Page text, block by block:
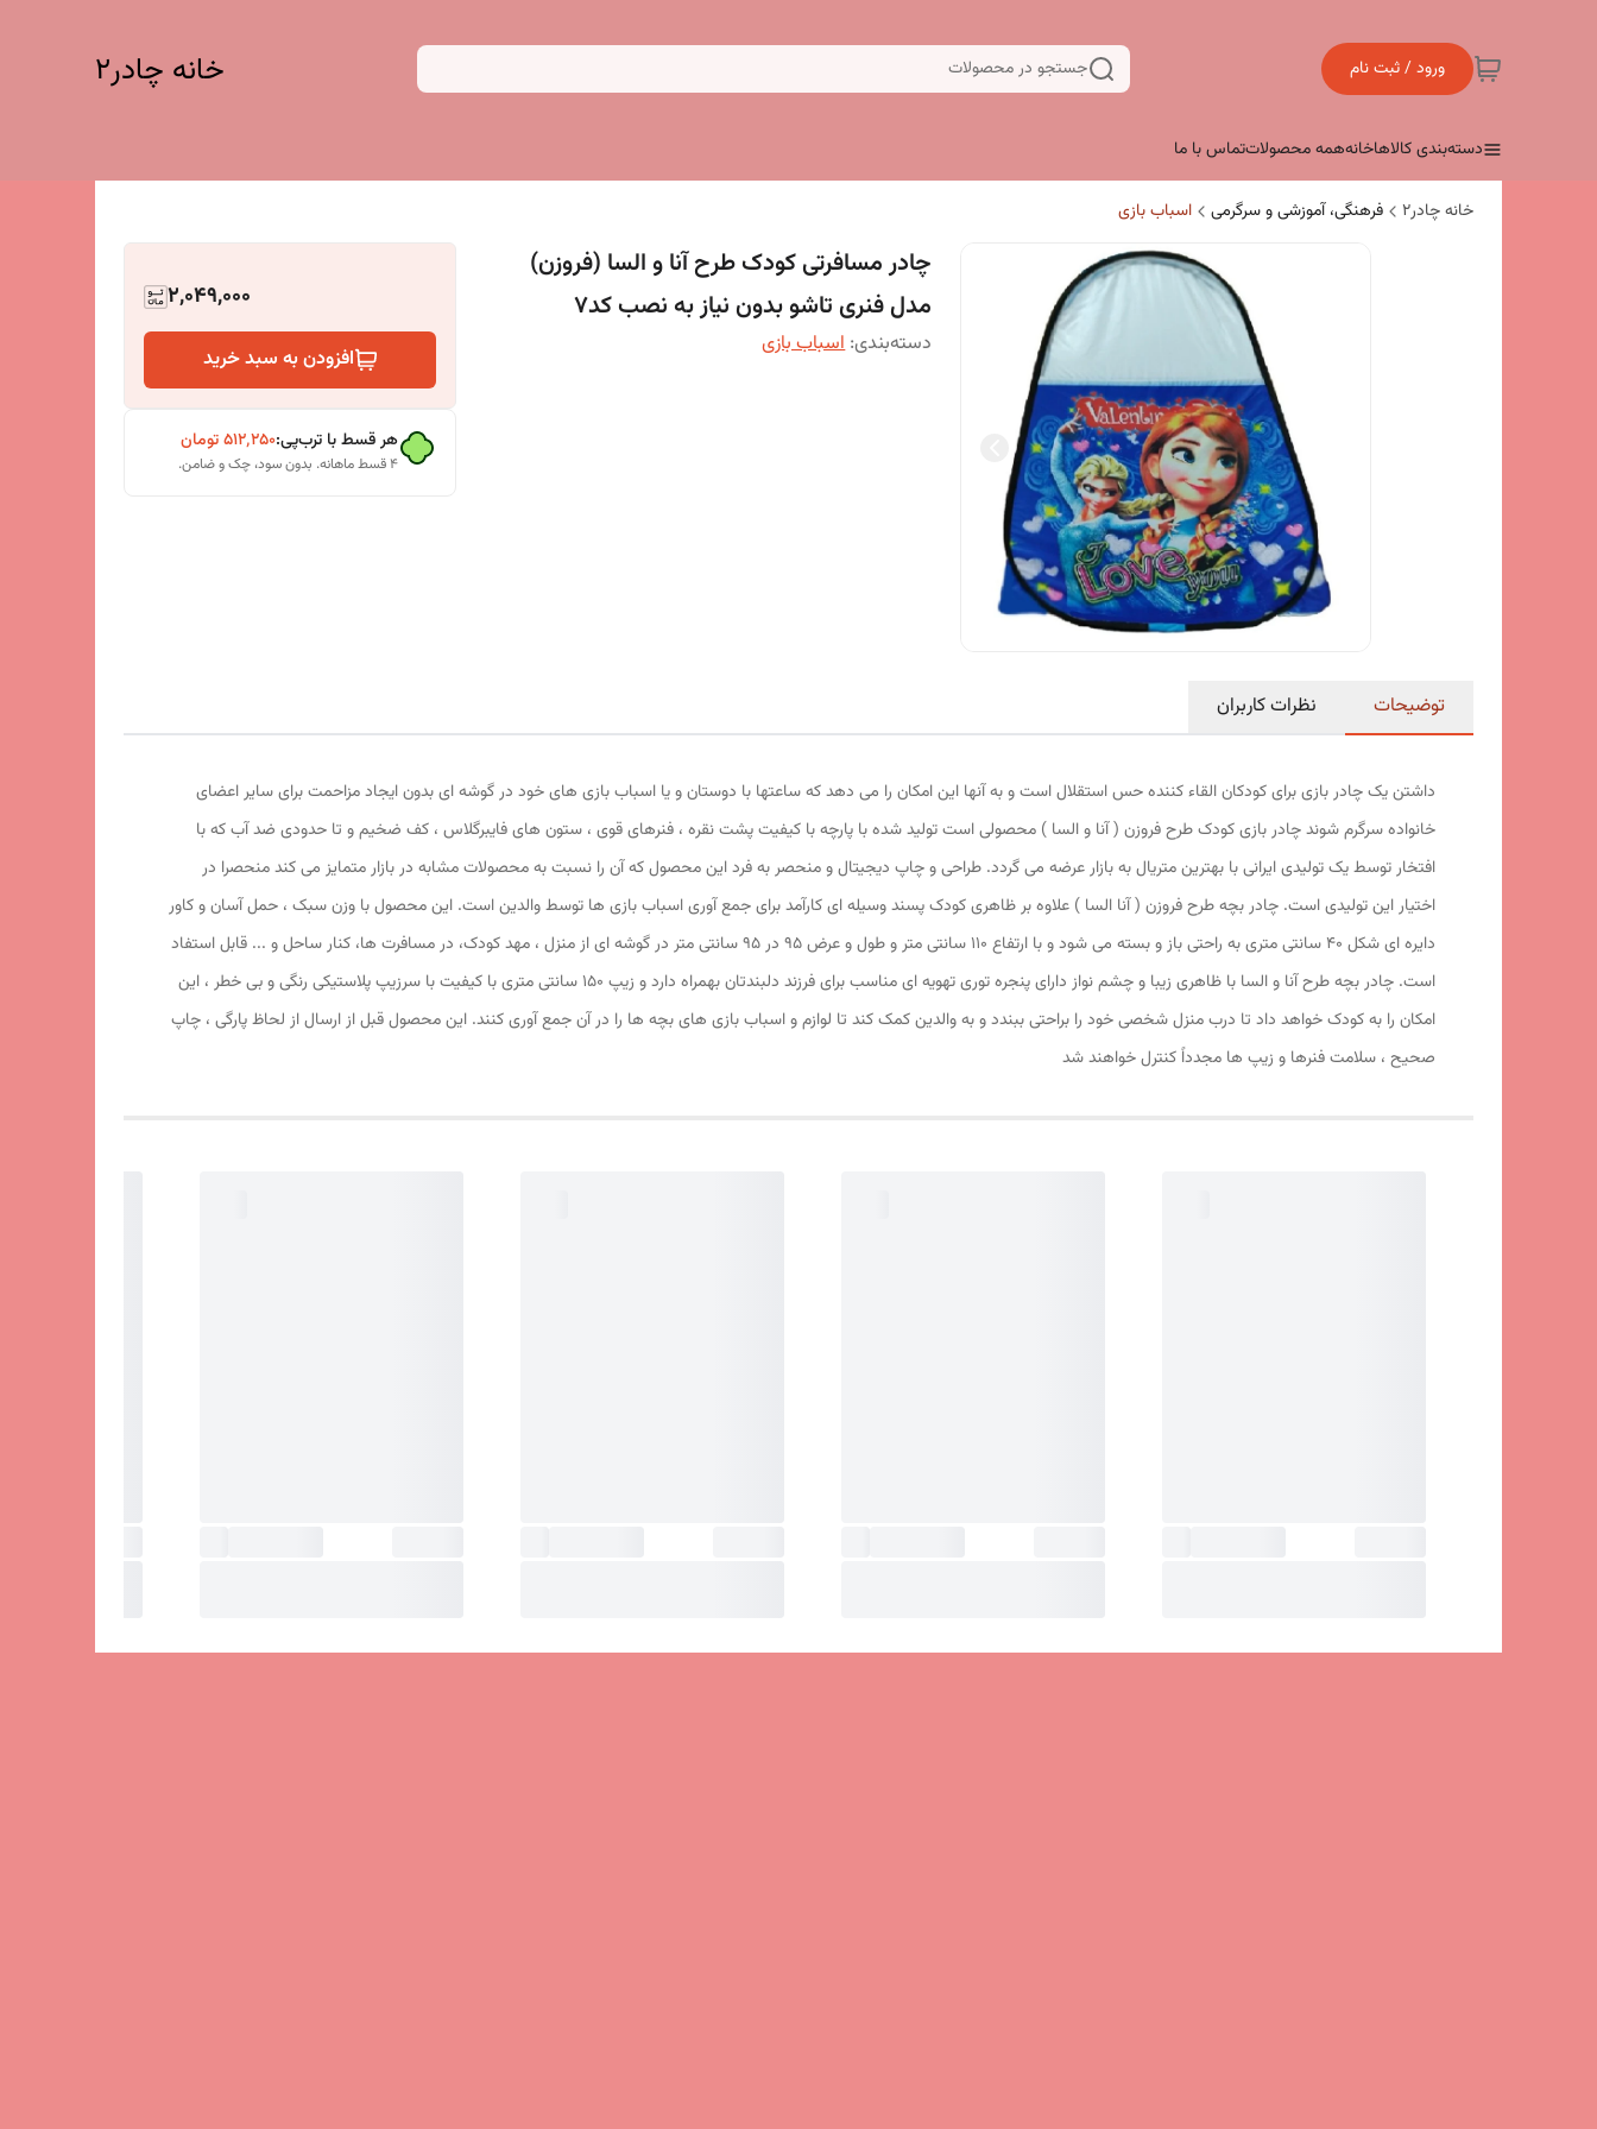
ورود / ثبت نام جستجو در محصولات خانه چادر۲
دسته‌بندی کالاهاخانههمه محصولاتتماس با ما
خانه چادر۲ فرهنگی، آموزشی و سرگرمی اسباب بازی
چادر مسافرتی کودک طرح آنا و السا (فروزن)
مدل فنری تاشو بدون نیاز به نصب کد7
دسته‌بندی:اسباب بازی
2,049,000
افزودن به سبد خرید
هر قسط با ترب‌پی:۵۱۲٬۲۵۰تومان
۴ قسط ماهانه. بدون سود، چک و ضامن.
توضیحات نظرات کاربران
داشتن یک چادر بازی برای کودکان القاء کننده حس استقلال است و به آنها این امکان را می دهد که ساعتها با دوستان و یا اسباب بازی های خود در گوشه ای بدون ایجاد مزاحمت برای سایر اعضای
خانواده سرگرم شوند چادر بازی کودک طرح فروزن ( آنا و السا ) محصولی است تولید شده با پارچه با کیفیت پشت نقره ، فنرهای قوی ، ستون های فایبرگلاس ، کف ضخیم و تا حدودی ضد آب که با
افتخار توسط یک تولیدی ایرانی با بهترین متریال به بازار عرضه می گردد. طراحی و چاپ دیجیتال و منحصر به فرد این محصول که آن را نسبت به محصولات مشابه در بازار متمایز می کند منحصرا در
اختیار این تولیدی است. چادر بچه طرح فروزن ( آنا السا ) علاوه بر ظاهری کودک پسند وسیله ای کارآمد برای جمع آوری اسباب بازی ها توسط والدین است. این محصول با وزن سبک ، حمل آسان و کاور
دایره ای شکل 40 سانتی متری به راحتی باز و بسته می شود و با ارتفاع 110 سانتی متر و طول و عرض 95 در 95 سانتی متر در گوشه ای از منزل ، مهد کودک، در مسافرت ها، کنار ساحل و ... قابل استفاد
است. چادر بچه طرح آنا و السا با ظاهری زیبا و چشم نواز دارای پنجره توری تهویه ای مناسب برای فرزند دلبندتان بهمراه دارد و زیپ 150 سانتی متری با کیفیت با سرزیپ پلاستیکی رنگی و بی خطر ، این
امکان را به کودک خواهد داد تا درب منزل شخصی خود را براحتی ببندد و به والدین کمک کند تا لوازم و اسباب بازی های بچه ها را در آن جمع آوری کنند. این محصول قبل از ارسال از لحاظ پارگی ، چاپ
صحیح ، سلامت فنرها و زیپ ها مجدداً کنترل خواهند شد